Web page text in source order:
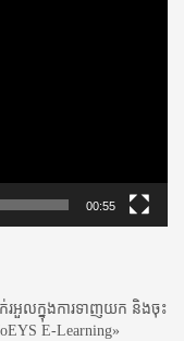
00:55
រអួល​ក្នុងការ​ទាញ​យក និង​ចុះ​
E-Learning»